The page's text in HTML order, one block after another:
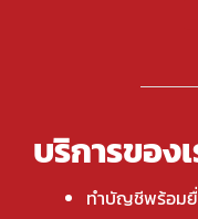
บริการของเ
ทำบัญชีพร้อม